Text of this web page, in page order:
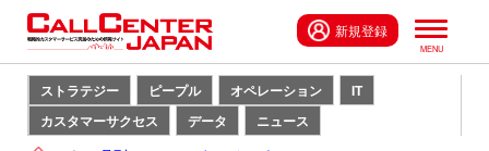
新規登録
ストラテジー ピープル オペレーション
IT
カスタマーサクセス
データ ニュース